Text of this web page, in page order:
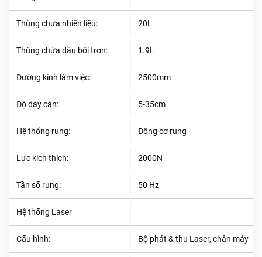
Thùng chưa nhiên liệu: 20L
Thùng chứa dầu bôi trơn: 1.9L
Đường kính làm việc: 2500mm
Độ dày cán: 5-35cm
Hệ thống rung: Động cơ rung
Lực kích thích: 2000N
Tần số rung: 50 Hz
Hệ thống Laser
Cấu hình: Bộ phát & thu Laser, chân máy